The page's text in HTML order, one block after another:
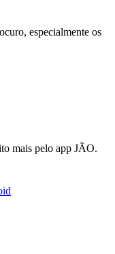
especialmente os
mais pelo app JÃO.